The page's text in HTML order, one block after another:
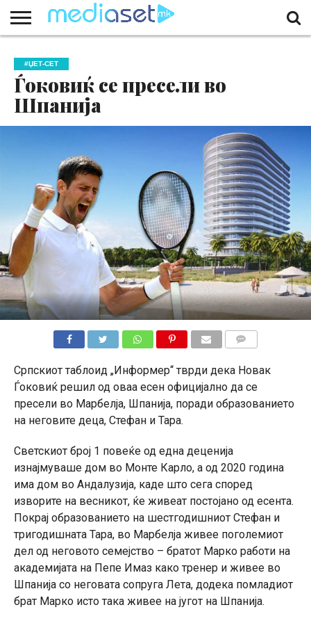
НАС
КОНТАКТ
МАРКЕТИНГ
ПОЧЕТНА
#ЏЕТ-СЕТ
Ѓоковиќ се пресели во
Шпанија
Српскиот таблоид „Информер“ тврди дека Новак
Ѓоковиќ решил од оваа есен официјално да се
пресели во Марбелја, Шпанија, поради образованието
на неговите деца, Стефан и Тара.
Светскиот број 1 повеќе од една деценија
изнајмуваше дом во Монте Карло, а од 2020 година
има дом во Андалузија, каде што сега според
изворите на весникот, ќе живеат постојано од есента.
Покрај образованието на шестгодишниот Стефан и
тригодишната Тара, во Марбелја живее поголемиот
дел од неговото семејство – братот Марко работи на
академијата на Пепе Имаз како тренер и живее во
Шпанија со неговата сопруга Лета, додека помладиот
брат Марко исто така живее на југот на Шпанија.